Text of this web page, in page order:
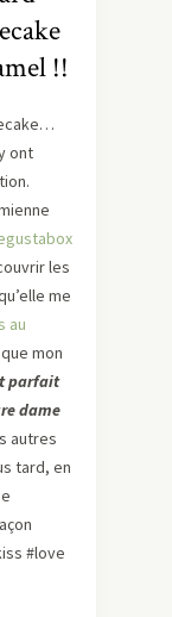
!!
ont
les
me
au
mon
parfait
dame
autres
tard, en
#love